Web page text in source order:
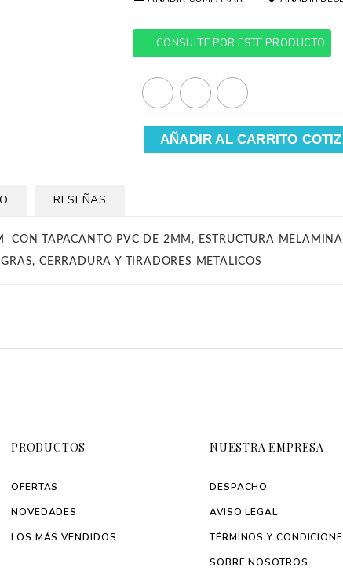
CONSULTE POR ESTE PRODUCTO
AÑADIR AL CARRITO
RESEÑAS
TAPACANTO PVC DE 2MM, ESTRUCTURA
CERRADURA Y TIRADORES METALICOS
PRODUCTOS
OFERTAS
NOVEDADES
LOS MÁS VENDIDOS
NUESTRA EMPRESA
DESPACHO
AVISO LEGAL
TÉRMINOS Y
SOBRE NOSOTROS